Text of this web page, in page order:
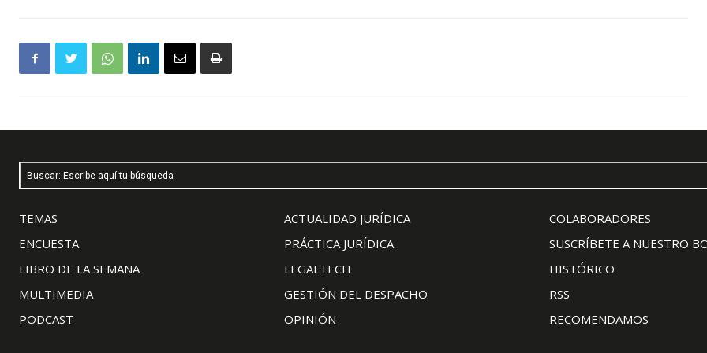
Buscar: Escribe aquí tu búsqueda
TEMAS
ENCUESTA
LIBRO DE LA SEMANA
MULTIMEDIA
PODCAST
ACTUALIDAD JURÍDICA
PRÁCTICA JURÍDICA
LEGALTECH
GESTIÓN DEL DESPACHO
OPINIÓN
COLABORADORES
SUSCRÍBETE A NUESTRO
HISTÓRICO
RSS
RECOMENDAMOS